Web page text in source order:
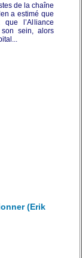
de la chaîne
a estimé que
l’Alliance
son sein, alors
(Erik